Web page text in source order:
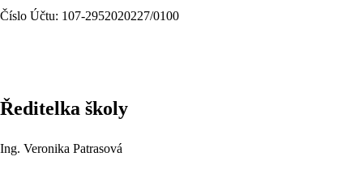
Číslo Účtu: 107-2952020227/0100
Ředitelka školy
Ing. Veronika Patrasová